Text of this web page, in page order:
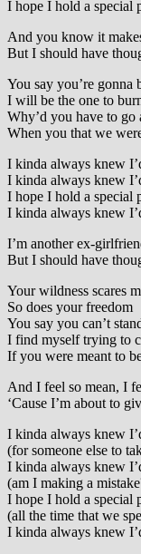
I hope I hold a special
And you know it
But I should have
You say you’re
I will be the one to
Why’d you have to go
When you that we
I kinda always knew
I kinda always knew
I hope I hold a special
I kinda always knew
I’m another ex-
But I should have
Your wildness scares
So does your freedom
You say you can’t
I find myself trying to
If you were meant to
And I feel so mean, I
‘Cause I’m about to
I kinda always knew
(for someone else to
I kinda always knew
(am I making a
I hope I hold a special
(all the time that we
I kinda always knew